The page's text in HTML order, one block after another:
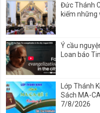
Đức Thánh
kiếm những
Ý cầu
Loan báo
Lớp Thánh
Sách MA-
7/8/2026